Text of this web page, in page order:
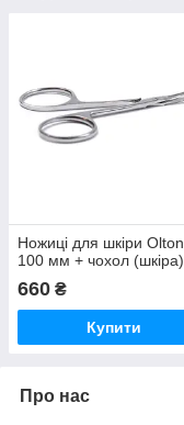
Ножиці для шкіри Olton
100 мм + чохол (шкіра)
660 ₴
Купити
Про нас